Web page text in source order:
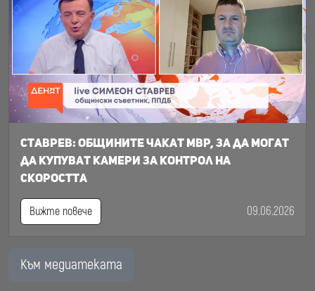
Ставрев: общините чакат МВР, за да могат
да купуват камери за контрол на
скоростта
Вижте повече 09.06.2026
Към медиатеката